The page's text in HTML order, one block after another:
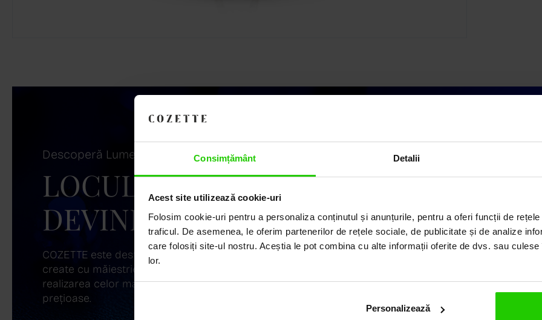
Consimțământ Detalii
Acest site utilizează cookie-uri
Folosim cookie-uri pentru a personaliza conținutul și anunțurile, pentru a oferi funcții de
traficul. De asemenea, le oferim partenerilor de rețele sociale, de publicitate și de analize
care folosiți site-ul nostru. Aceștia le pot combina cu alte informații oferite de dvs. sau
lor.
Personalizează
Descoperă Lumea COZETTE,
LOCUL UNDE STILUL
DEVINE ARTĂ!
COZETTE este destinația ta de top pentru bijuterii elegante și rafinate,
create cu măiestrie și pasiune. Ne mândrim cu o vastă experiență în
realizarea celor mai sofisticate bijuterii din aur, argint și pietre
prețioase.